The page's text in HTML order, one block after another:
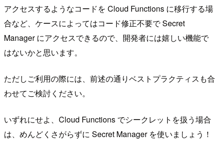
アクセスするようなコードを Cloud Functions に移行する場
合など、ケースによってはコード修正不要で Secret
Manager にアクセスできるので、開発者には嬉しい機能で
はないかと思います。
ただしご利用の際には、前述の通りベストプラクティスも合
わせてご検討ください。
いずれにせよ、Cloud Functions でシークレットを扱う場合
は、めんどくさがらずに Secret Manager を使いましょう！